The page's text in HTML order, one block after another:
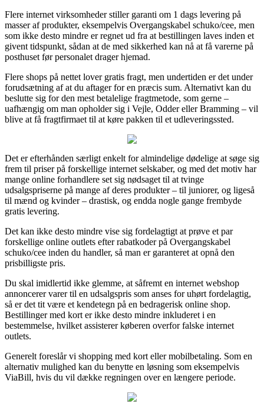
Flere internet virksomheder stiller garanti om 1 dags levering på
masser af produkter, eksempelvis Overgangskabel schuko/cee, men
som ikke desto mindre er regnet ud fra at bestillingen laves inden et
givent tidspunkt, sådan at de med sikkerhed kan nå at få varerne på
posthuset før personalet drager hjemad.
Flere shops på nettet lover gratis fragt, men undertiden er det under
forudsætning af at du aftager for en præcis sum. Alternativt kan du
beslutte sig for den mest betalelige fragtmetode, som gerne –
uafhængig om man opholder sig i Vejle, Odder eller Bramming – vil
blive at få fragtfirmaet til at køre pakken til et udleveringssted.
Det er efterhånden særligt enkelt for almindelige dødelige at søge sig
frem til priser på forskellige internet selskaber, og med det motiv har
mange online forhandlere set sig nødsaget til at tvinge
udsalgspriserne på mange af deres produkter – til juniorer, og ligeså
til mænd og kvinder – drastisk, og endda nogle gange frembyde
gratis levering.
Det kan ikke desto mindre vise sig fordelagtigt at prøve et par
forskellige online outlets efter rabatkoder på Overgangskabel
schuko/cee inden du handler, så man er garanteret at opnå den
prisbilligste pris.
Du skal imidlertid ikke glemme, at såfremt en internet webshop
annoncerer varer til en udsalgspris som anses for uhørt fordelagtig,
så er det tit være et kendetegn på en bedragerisk online shop.
Bestillinger med kort er ikke desto mindre inkluderet i en
bestemmelse, hvilket assisterer køberen overfor falske internet
outlets.
Generelt foreslår vi shopping med kort eller mobilbetaling. Som en
alternativ mulighed kan du benytte en løsning som eksempelvis
ViaBill, hvis du vil dække regningen over en længere periode.